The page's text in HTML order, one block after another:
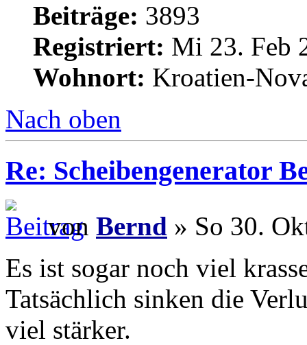
Beiträge: 3893
Registriert: Mi 23. Feb
Wohnort: Kroatien-
Nach oben
Re: Scheibengenerator
von Bernd » So 30.
Es ist sogar noch viel
Tatsächlich sinken die
viel stärker.